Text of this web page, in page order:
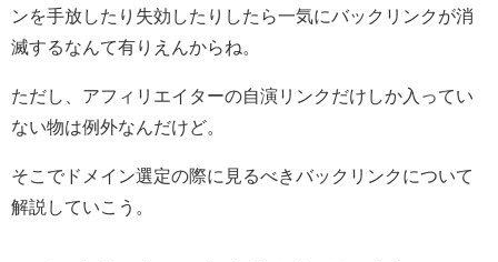
ンを手放したり失効したりしたら一気にバックリンクが消
滅するなんて有りえんからね。
ただし、アフィリエイターの自演リンクだけしか入ってい
ない物は例外なんだけど。
そこでドメイン選定の際に見るべきバックリンクについて
解説していこう。